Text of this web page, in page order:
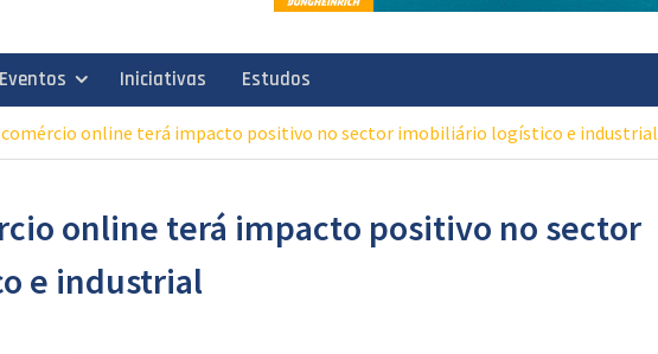
Eventos Iniciativas Estudos
comércio online terá impacto positivo no sector imobiliário logístico e industrial
online terá impacto positivo no sector
e industrial